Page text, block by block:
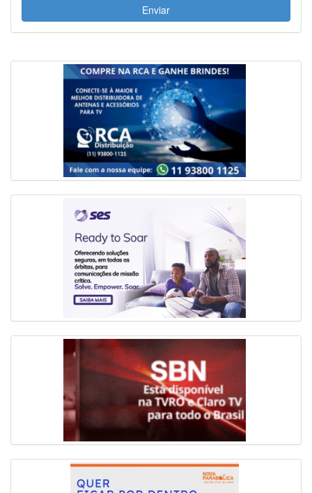
Enviar